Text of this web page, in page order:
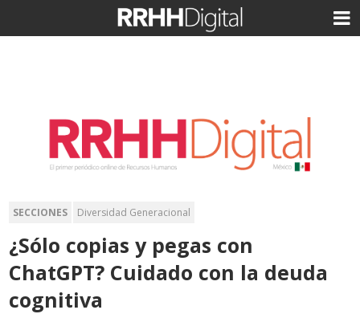
SECCIONES Diversidad Generacional
¿Sólo copias y pegas con
ChatGPT? Cuidado con la deuda
cognitiva